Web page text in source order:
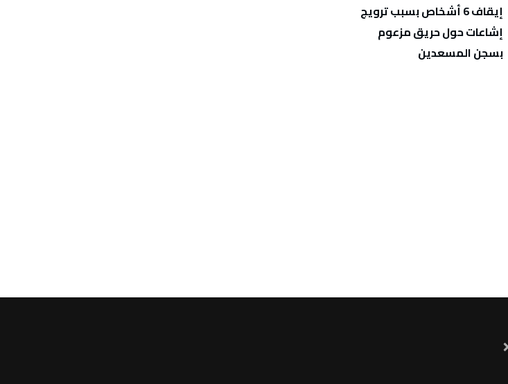
إيقاف 6 أشخاص بسبب ترويج
إشاعات حول حريق مزعوم
بسجن المسعدين